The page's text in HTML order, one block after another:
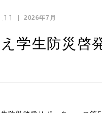
2026年7月
え学生防災